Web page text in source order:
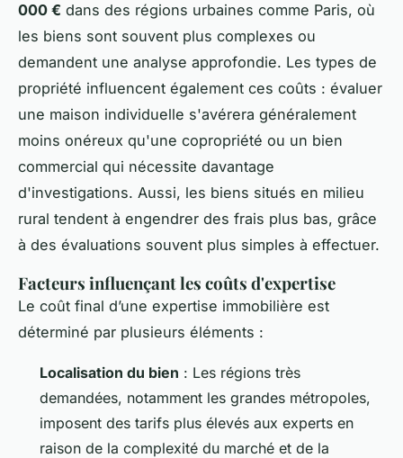
000 € dans des régions urbaines comme Paris, où
les biens sont souvent plus complexes ou
demandent une analyse approfondie. Les types de
propriété influencent également ces coûts : évaluer
une maison individuelle s'avérera généralement
moins onéreux qu'une copropriété ou un bien
commercial qui nécessite davantage
d'investigations. Aussi, les biens situés en milieu
rural tendent à engendrer des frais plus bas, grâce
à des évaluations souvent plus simples à effectuer.
Facteurs influençant les coûts d'expertise
Le coût final d’une expertise immobilière est
déterminé par plusieurs éléments :
Localisation du bien : Les régions très
demandées, notamment les grandes métropoles,
imposent des tarifs plus élevés aux experts en
raison de la complexité du marché et de la